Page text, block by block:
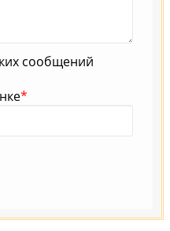
сообщений
*